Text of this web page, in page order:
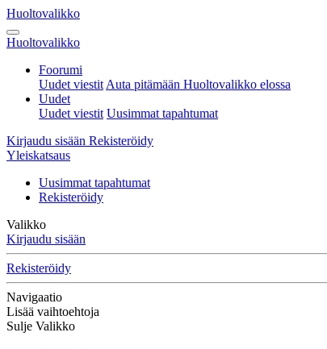
Huoltovalikko
Huoltovalikko
Foorumi
Uudet viestit Auta pitämään Huoltovalikko elossa
Uudet
Uudet viestit Uusimmat tapahtumat
Kirjaudu sisään Rekisteröidy
Yleiskatsaus
Uusimmat tapahtumat
Rekisteröidy
Valikko
Kirjaudu sisään
Rekisteröidy
Navigaatio
Lisää vaihtoehtoja
Sulje Valikko